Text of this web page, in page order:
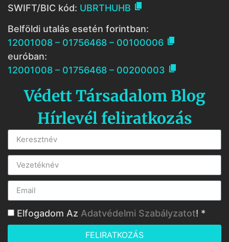
SWIFT/BIC kód: UBRTHUHB 
Belföldi utalás esetén forintban:
12001008 – 01756468 – 00100006 
euróban:
12001008 – 01756468 – 00200003 
Védett Társadalom Blog
Hírlevél feliratkozás
Elfogadom Az Adatvédelmi Szabályzatot! *
FELIRATKOZÁS